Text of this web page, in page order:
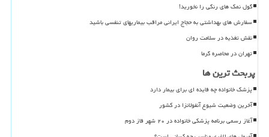
گول نمک های رنگی را نخورید!
سفارش های بهداشتی به حجاج ایرانی مراقب بیماریهای تنفسی باشید
نقش تغذیه در سلامت روان
تهران در محاصره گرما
پربحث ترین ها
پزشک خانواده چه فایده ای برای بیمار دارد
آخرین وضعیت شیوع آنفولانزا در کشور
آغاز رسمی برنامه پزشکی خانواده در ۲۰ شهر فاز دوم